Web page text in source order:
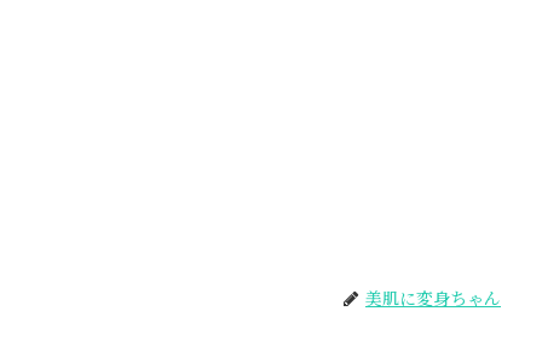
美肌に変身ちゃん